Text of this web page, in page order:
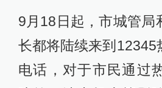
9月18日起，市城管局
长都将陆续来到12345
电话，对于市民通过